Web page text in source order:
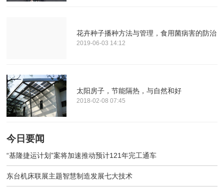
花卉种子播种方法与管理，食用菌病害的防治
2019-06-03 14:12
太阳房子，节能隔热，与自然和好
2018-02-08 07:45
今日要闻
“基隆捷运计划”案将加速推动预计121年完工通车
东台机床联展主题智慧制造发展七大技术